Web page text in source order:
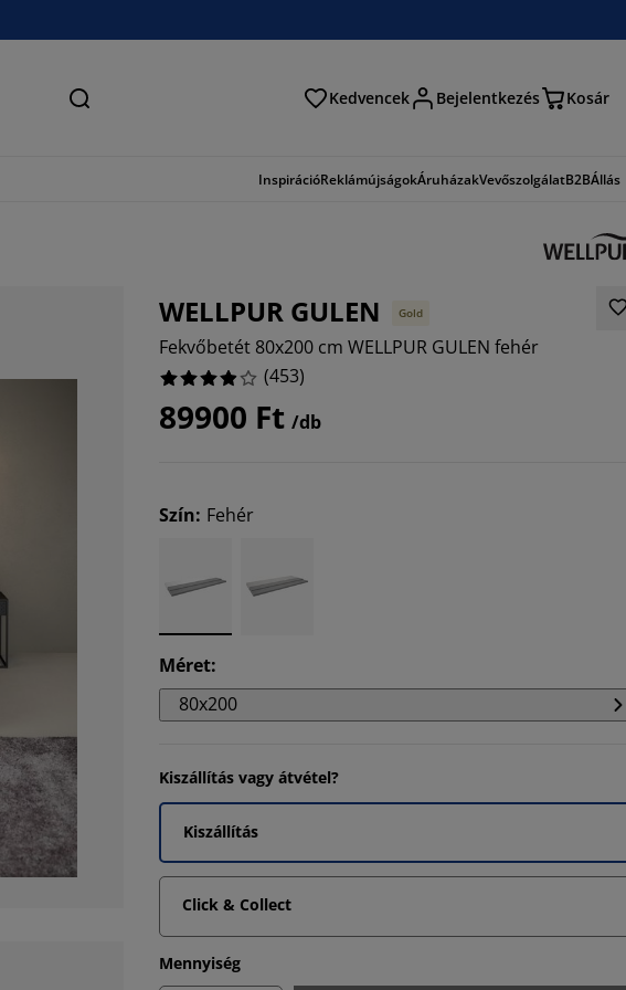
Keresés Kedvencek Bejelentkezés Kosár
InspirációReklámújságokÁruházakVevőszolgálatB2BÁllás
WELLPUR GULEN Gold
Fekvőbetét 80x200 cm WELLPUR GULEN fehér
(453)
89900 Ft /db
Szín: Fehér
Méret:
80x200
Kiszállítás vagy átvétel?
Kiszállítás
Click & Collect
Mennyiség
3.9735099337748347%
17.660044150110377%